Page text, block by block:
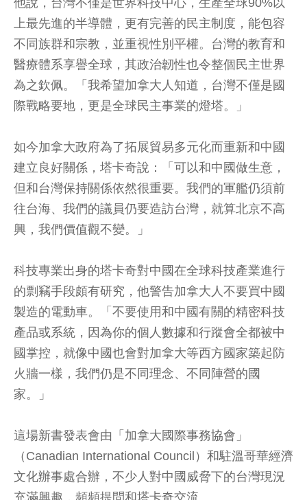
上最先進的半導體，更有完善的民主制度，能包容
不同族群和宗教，並重視性別平權。台灣的教育和
醫療體系享譽全球，其政治韌性也令整個民主世界
為之欽佩。「我希望加拿大人知道，台灣不僅是國
際戰略要地，更是全球民主事業的燈塔。」
如今加拿大政府為了拓展貿易多元化而重新和中國
建立良好關係，塔卡奇說：「可以和中國做生意，
但和台灣保持關係依然很重要。我們的軍艦仍須前
往台海、我們的議員仍要造訪台灣，就算北京不高
興，我們價值觀不變。」
科技專業出身的塔卡奇對中國在全球科技產業進行
的剽竊手段頗有研究，他警告加拿大人不要買中國
製造的電動車。「不要使用和中國有關的精密科技
產品或系統，因為你的個人數據和行蹤會全都被中
國掌控，就像中國也會對加拿大等西方國家築起防
火牆一樣，我們仍是不同理念、不同陣營的國
家。」
這場新書發表會由「加拿大國際事務協會」
（Canadian International Council）和駐溫哥華經濟
文化辦事處合辦，不少人對中國威脅下的台灣現況
充滿興趣，頻頻提問和塔卡奇交流。